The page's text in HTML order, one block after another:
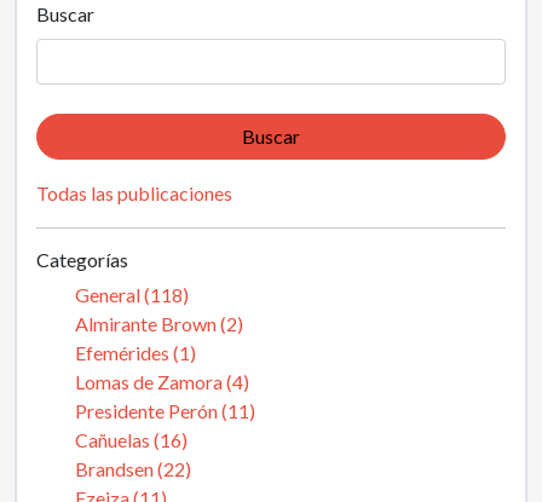
Buscar
Buscar
Todas las publicaciones
Categorías
General (118)
Almirante Brown (2)
Efemérides (1)
Lomas de Zamora (4)
Presidente Perón (11)
Cañuelas (16)
Brandsen (22)
Ezeiza (11)